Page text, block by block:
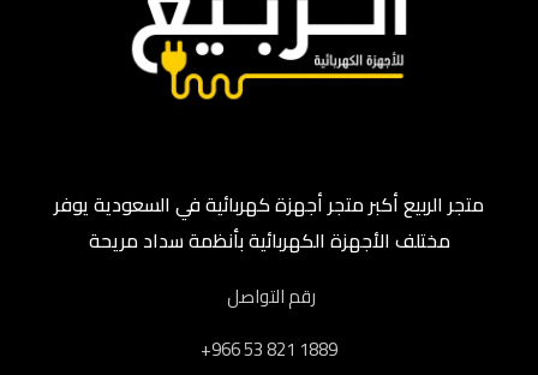
متجر الربيع أكبر متجر أجهزة كهربائية في السعودية يوفر
مختلف الأجهزة الكهربائية بأنظمة سداد مريحة
رقم التواصل
‎+966 53 821 1889